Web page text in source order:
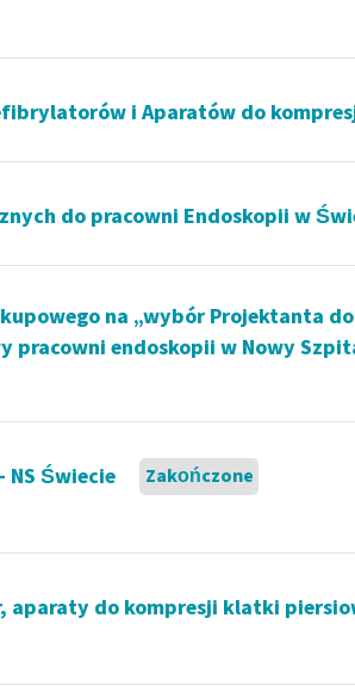
i Aparatów do
do pracowni Endoskopii w
na „wybór Projektanta
endoskopii w Nowy
NS Świecie
Zakończone
do kompresji klatki